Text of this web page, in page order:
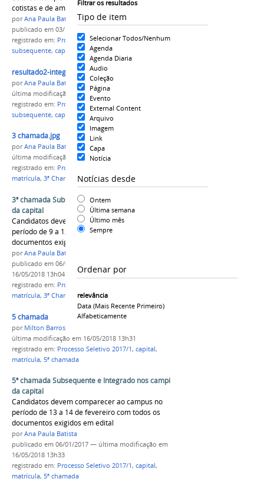
Filtrar os resultados
Tipo de item
Selecionar Todos/Nenhum
Agenda
Agenda Diaria
Audio
Coleção
Página
Evento
External Content
Arquivo
Imagem
Link
Capa
Notícia
Notícias desde
Ontem
Última semana
Último mês
Sempre
Ordenar por
relevância
Data (mais Recente Primeiro)
Alfabeticamente
cotistas e de ampla concorrência.
porAna Paula Batista
publicado em 03/12/2016
registrado em: Processo Seletivo 2017/1,integrado,
subsequente, capital ,Lista Pós Recurso
resultado2-integrado-subsequente-CAPITAL.png
porAna Paula Batista
última modificação
em 03/12/2016 11h17
registrado em: Processo Seletivo 2017/1
subsequente, capital ,Lista Pós Recurso
3 chamada.jpg
porAna Paula Batista
última modificação
em 16/05/2018 11h04
registrado em: Processo Seletivo 2017/1
matrícula, 3ª Chamada
3ª chamada Subsequente e Integrado nos campi
da capital
Candidatos devem comparecer ao campus no
período de 9 a 12 de janeiro com todos os
documentos exigidos em edital
porAna Paula Batista
publicado em 06/01/2017
16/05/2018 13h04
registrado em: Processo Seletivo 2017/1
matrícula, 3ª Chamada
5 chamada
por Milton Barros
última modificação em 16/05/2018 13h31
registrado em: Processo Seletivo 2017/1, capital,
matrícula, 5ª chamada
5ª chamada Subsequente e Integrado nos campi
da capital
Candidatos devem comparecer ao campus no
período de 13 a 14 de fevereiro com todos os
documentos exigidos em edital
porAna Paula Batista
publicado em 06/01/2017 — última modificação em
16/05/2018 13h33
registrado em: Processo Seletivo 2017/1, capital,
matrícula, 5ª chamada